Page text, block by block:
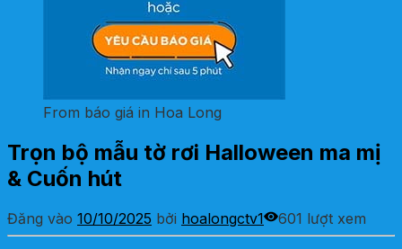
From báo giá in Hoa Long
Trọn bộ mẫu tờ rơi Halloween ma mị
& Cuốn hút
Đăng vào 10/10/2025 bởi hoalongctv1 601 lượt xem